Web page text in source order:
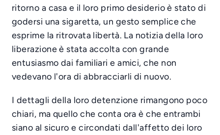
ritorno a casa e il loro primo desiderio è stato di
godersi una sigaretta, un gesto semplice che
esprime la ritrovata libertà. La notizia della loro
liberazione è stata accolta con grande
entusiasmo dai familiari e amici, che non
vedevano l'ora di abbracciarli di nuovo.
I dettagli della loro detenzione rimangono poco
chiari, ma quello che conta ora è che entrambi
siano al sicuro e circondati dall'affetto dei loro